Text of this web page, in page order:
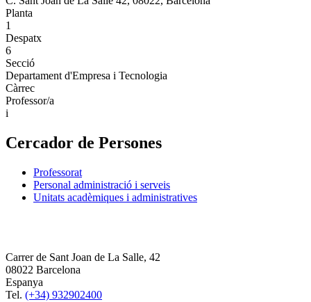
Planta
1
Despatx
6
Secció
Departament d'Empresa i Tecnologia
Càrrec
Professor/a
i
Cercador de Persones
Professorat
Personal administració i serveis
Unitats acadèmiques i administratives
Carrer de Sant Joan de La Salle, 42
08022 Barcelona
Espanya
Tel. (+34) 932902400